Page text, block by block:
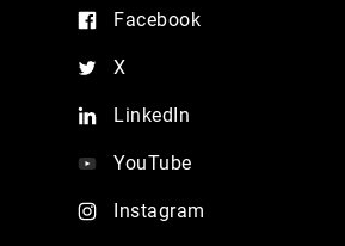
Facebook
X
LinkedIn
YouTube
Instagram